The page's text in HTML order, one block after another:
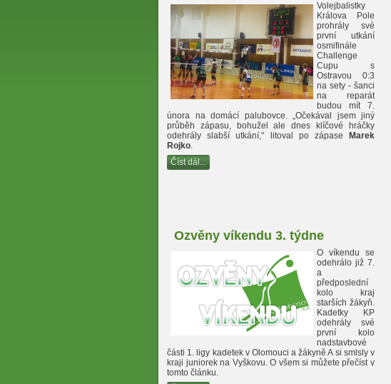
Volejbalistky
Králova Pole
prohrály své
první utkání
osmifinále
Challenge
Cupu s
Ostravou 0:3
na sety - šanci
na reparát
budou mít 7.
února na domácí palubovce. „Očekával jsem jiný
průběh zápasu, bohužel ale dnes klíčové hráčky
odehrály slabší utkání," litoval po zápase
Marek
Rojko.
Číst dál...
Ozvěny víkendu 3. týdne
O víkendu se
odehrálo již 7.
a
předposlední
kolo kraj
starších žákyň.
Kadetky KP
odehrály své
první kolo
nadstavbové
části 1. ligy kadetek v Olomouci a žákyně A si smlsly v
kraji juniorek na Vyškovu. O všem si můžete přečíst v
tomto článku.